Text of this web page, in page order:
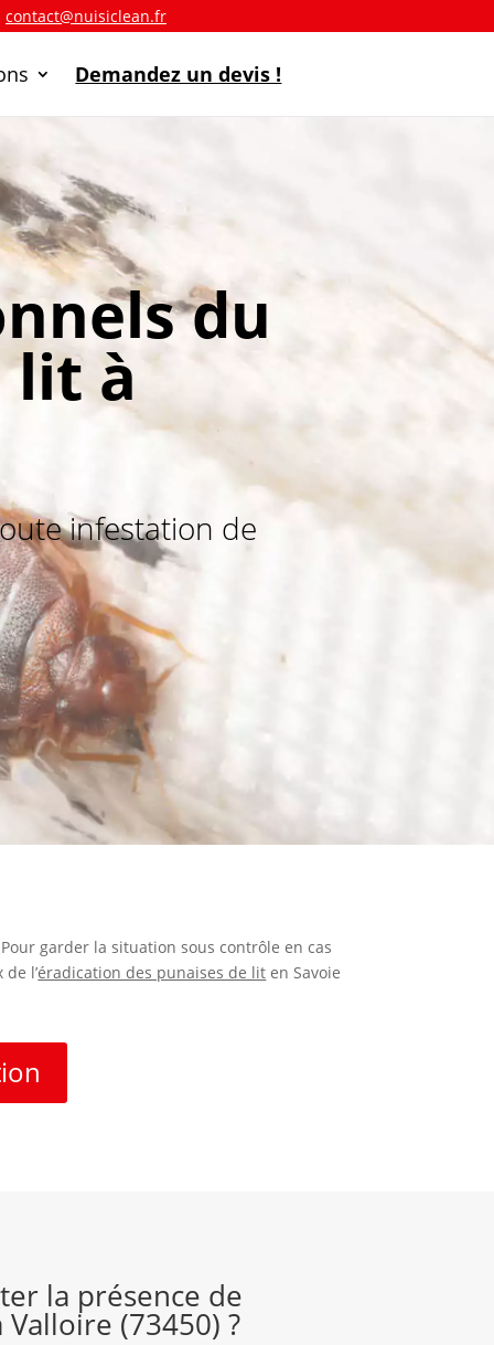
contact@nuisiclean.fr
Demandez un devis !
du
lit à
infestation de
garder la situation sous contrôle en cas
l’éradication des punaises de lit en Savoie
la présence de
(73450) ?